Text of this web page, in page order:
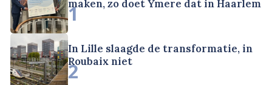
maken, zo doet Ymere dat in Haarlem
1
In Lille slaagde de transformatie, in
Roubaix niet
2